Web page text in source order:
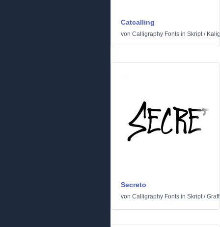
Catcalling
von Calligraphy Fonts in Skript/
Secreto
von Calligraphy Fonts in Skript/